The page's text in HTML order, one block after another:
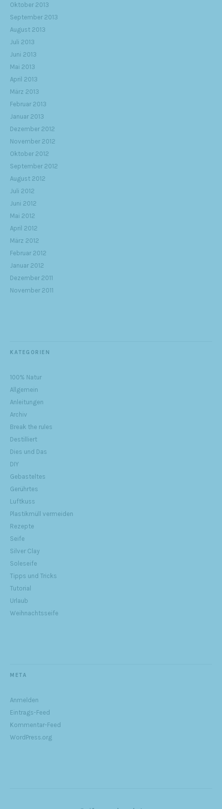
Oktober 2013
September 2013
August 2013
Juli 2013
Juni 2013
Mai 2013
April 2013
März 2013
Februar 2013
Januar 2013
Dezember 2012
November 2012
Oktober 2012
September 2012
August 2012
Juli 2012
Juni 2012
Mai 2012
April 2012
März 2012
Februar 2012
Januar 2012
Dezember 2011
November 2011
KATEGORIEN
100% Natur
Allgemein
Anleitungen
Archiv
Break the rules
Destilliert
Dies und Das
DIY
Gebasteltes
Gerührtes
Luftkuss
Plastikmüll vermeiden
Rezepte
Seife
Silver Clay
Soleseife
Tipps und Tricks
Tutorial
Urlaub
Weihnachtsseife
META
Anmelden
Eintrags-Feed
Kommentar-Feed
WordPress.org